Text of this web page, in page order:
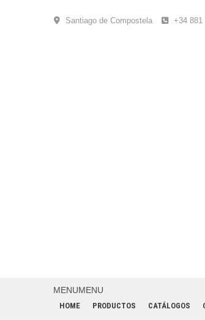
Santiago de Compostela +34 881
MENUMENU
HOME PRODUCTOS CATÁLOGOS